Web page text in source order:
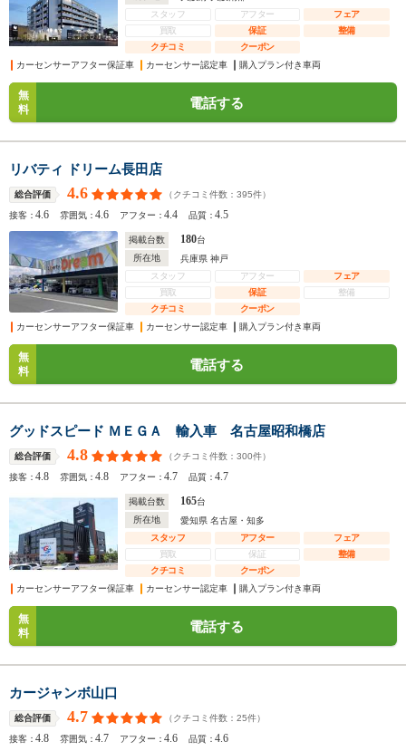
スタッフ
アフター
フェア
買取
保証
整備
クチコミ
クーポン
カーセンサーアフター保証車
カーセンサー認定車 購入プラン付き車両
無
料
電話する
リバティ ドリーム長田店
総合評価 4.6 （クチコミ件数： 395件）
接客：4.6 雰囲気：4.6 アフター：4.4 品質：4.5
掲載台数 180台
所在地
兵庫県 神戸
スタッフ
アフター
フェア
買取
保証
整備
クチコミ
クーポン
カーセンサーアフター保証車
カーセンサー認定車 購入プラン付き車両
無
料
電話する
グッドスピード ＭＥＧＡ 輸入車 名古屋昭和橋店
総合評価 4.8 （クチコミ件数： 300件）
接客：4.8 雰囲気：4.8 アフター：4.7 品質：4.7
掲載台数 165台
所在地
愛知県 名古屋・知多
スタッフ
アフター
フェア
買取
保証
整備
クチコミ
クーポン
カーセンサーアフター保証車
カーセンサー認定車 購入プラン付き車両
無
料
電話する
カージャンボ山口
総合評価 4.7 （クチコミ件数： 25件）
接客：4.8 雰囲気：4.7 アフター：4.6 品質：4.6